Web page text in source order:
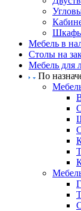
Мебель в
Столы на
Мебель для
По